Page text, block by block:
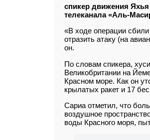
спикер движения
телеканала «Аль-
«В ходе операции
отразить атаку (на
он.
По словам спикера,
Великобритании на
Красном море. Как он
крылатых ракет и 17
Сариа отметил, что
воздушное
воды Красного моря,